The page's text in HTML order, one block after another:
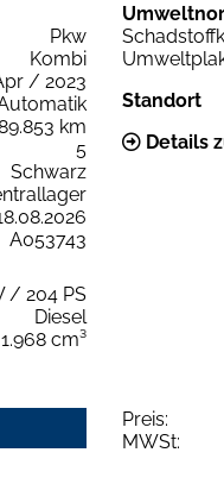
Pkw
Kombi
/ 2023
km
5
Schwarz
A053743
/ 204 PS
Diesel
1.968 cm³
Standort
Details
Preis:
MWSt: